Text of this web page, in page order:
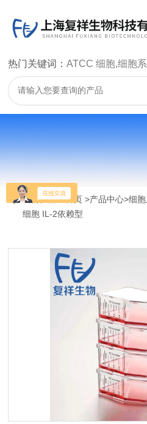
热门关键词：ATCC 细胞,细胞系,细胞株,肿瘤细胞,细胞,ATCC
当前位置：首页>产品中心>细
细胞 IL-2依赖型